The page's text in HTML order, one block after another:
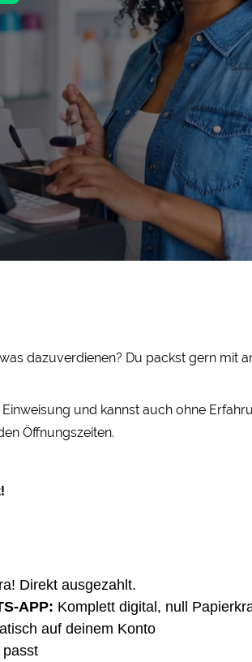
dazuverdienen? Du packst gern mit
und kannst auch ohne
Öffnungszeiten.
Direkt ausgezahlt.
APP: Komplett digital, null
auf deinem Konto
passt